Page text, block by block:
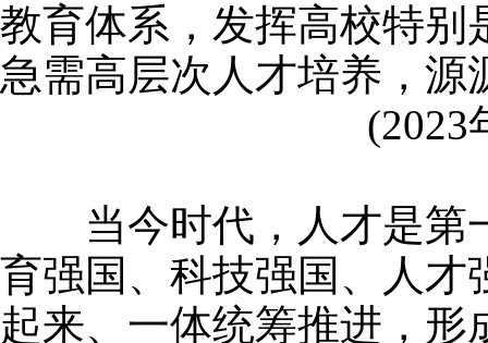
教育体系，发挥高校特别
急需高层次人才培养，源
(2023年
当今时代，人才是第一
育强国、科技强国、人才
起来、一体统筹推进，